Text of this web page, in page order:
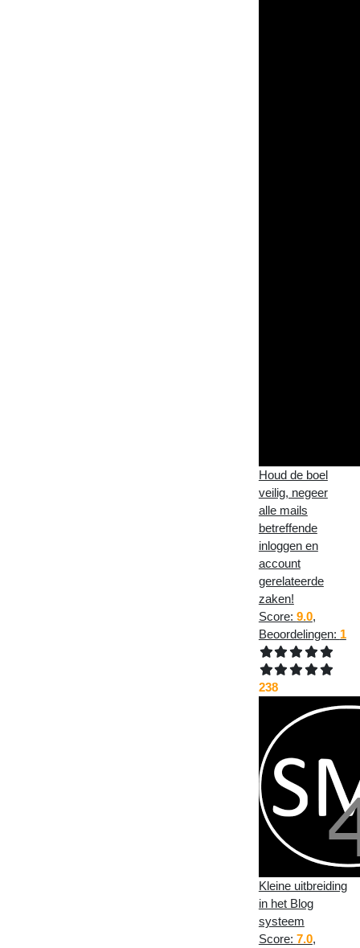
Houd de boel
veilig, negeer
alle mails
betreffende
inloggen en
account
gerelateerde
zaken!
Score: 9.0,
Beoordelingen: 1
238
Kleine uitbreiding
in het Blog
systeem
Score: 7.0,